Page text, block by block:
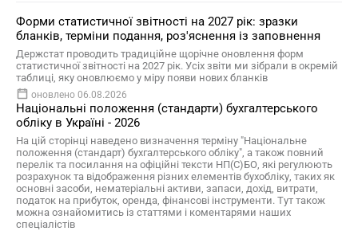
Форми статистичної звітності на 2027 рік: зразки
бланків, терміни подання, роз'яснення із заповнення
Держстат проводить традиційне щорічне оновлення форм
статистичної звітності на 2027 рік. Усіх звіти ми зібрали в окремій
таблиці, яку оновлюємо у міру появи нових бланків
оновлено 06.08.2026
Національні положення (стандарти) бухгалтерського
обліку в Україні - 2026
На цій сторінці наведено визначення терміну "Національне
положення (стандарт) бухгалтерського обліку", а також повний
перелік та посилання на офіційні тексти НП(С)БО, які регулюють
розрахунок та відображення різних елементів бухобліку, таких як
основні засоби, нематеріальні активи, запаси, дохід, витрати,
податок на прибуток, оренда, фінансові інструменти. Тут також
можна ознайомитись із статтями і коментарями наших
спеціалістів